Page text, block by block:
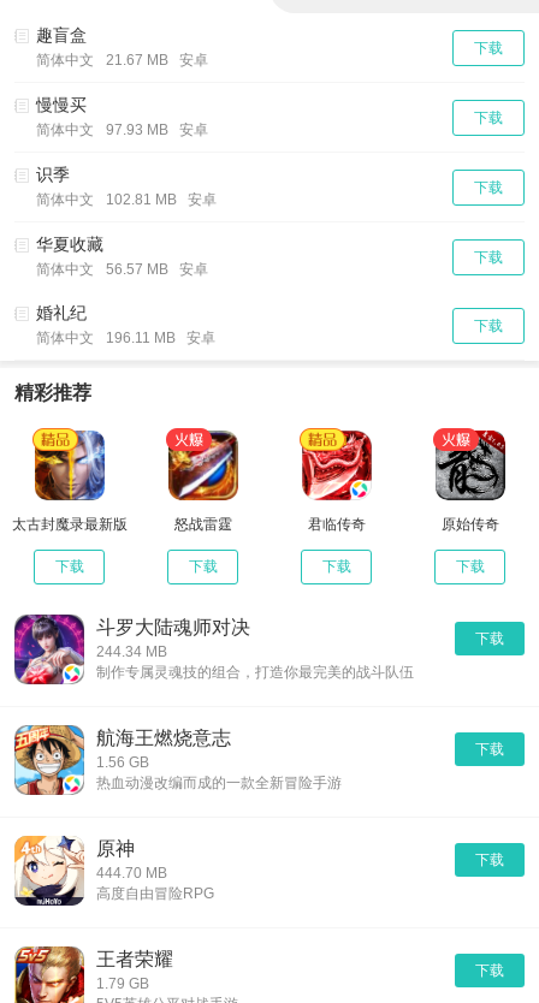
趣盲盒
简体中文 21.67 MB 安卓
下载
慢慢买
简体中文 97.93 MB 安卓
下载
识季
简体中文 102.81 MB 安卓
下载
华夏收藏
简体中文 56.57 MB 安卓
下载
婚礼纪
简体中文 196.11 MB 安卓
下载
精彩推荐
太古封魔录最新版
下载
怒战雷霆
下载
君临传奇
下载
原始传奇
下载
斗罗大陆魂师对决
244.34 MB
下载
制作专属灵魂技的组合，打造你最完美的战斗队伍
航海王燃烧意志
1.56 GB
下载
热血动漫改编而成的一款全新冒险手游
原神
444.70 MB
下载
高度自由冒险RPG
王者荣耀
1.79 GB
下载